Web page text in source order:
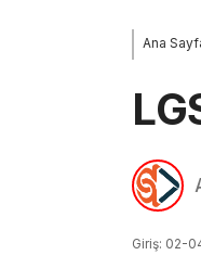
Ana
Giriş: 02-